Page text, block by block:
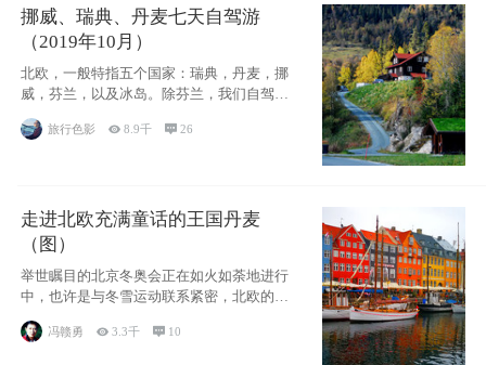
挪威、瑞典、丹麦七天自驾游
（2019年10月）
北欧，一般特指五个国家：瑞典，丹麦，挪
威，芬兰，以及冰岛。除芬兰，我们自驾游
旅行色影 8.9千 26
走进北欧充满童话的王国丹麦
（图）
举世瞩目的北京冬奥会正在如火如荼地进行
中，也许是与冬雪运动联系紧密，北欧的一
些国家因
冯赣勇 3.3千  10